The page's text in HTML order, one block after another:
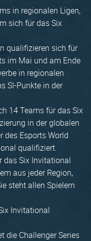
in regionalen Ligen,
sich für das Six
qualifizieren sich für
im Mai und am Ende
in regionalen
SI-Punkte in der
14 Teams für das Six
in der globalen
des Esports World
qualifiziert.
das Six Invitational
aus jeder Region,
steht allen Spielern
Invitational
die Challenger Series